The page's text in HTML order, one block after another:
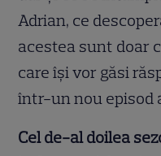
Adrian, ce
acestea sunt doar
care își vor găsi
într-un nou episod
Cel de-al doilea